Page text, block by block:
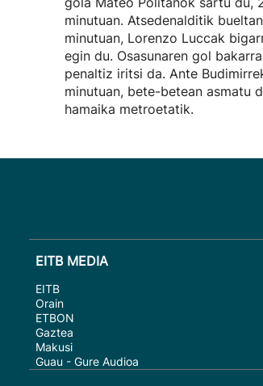
minutuan. Atsedenalditik
minutuan, Lorenzo Luccak
egin du. Osasunaren gol bakarra
penaltiz iritsi da. Ante
minutuan, bete-betean asmatu
hamaika metroetatik.
EITB MEDIA
EITB
Orain
ETBON
Gaztea
Makusi
Guau - Gure Audioa